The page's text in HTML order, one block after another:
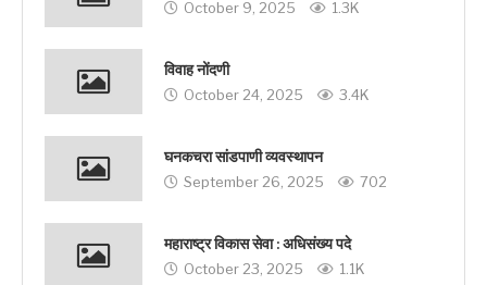
October 9, 2025 1.3K
विवाह नोंदणी
October 24, 2025 3.4K
घनकचरा सांडपाणी व्यवस्थापन
September 26, 2025 702
महाराष्ट्र विकास सेवा : अधिसंख्य पदे
October 23, 2025 1.1K